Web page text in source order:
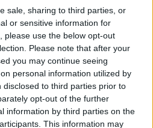
sale, sharing to third parties, or
or sensitive information for
please use the below opt-out
Please note that after your
you may continue seeing
personal information utilized by
to third parties prior to
opt-out of the further
information by third parties on the
This information may
νοίκι και παίρνουν όλα τα
οι κανονικοί άνθρωποι.
διαφορά;